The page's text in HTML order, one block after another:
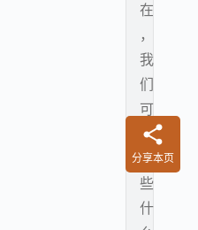
在
，
我
们
可
以
做
些
什
分享本页